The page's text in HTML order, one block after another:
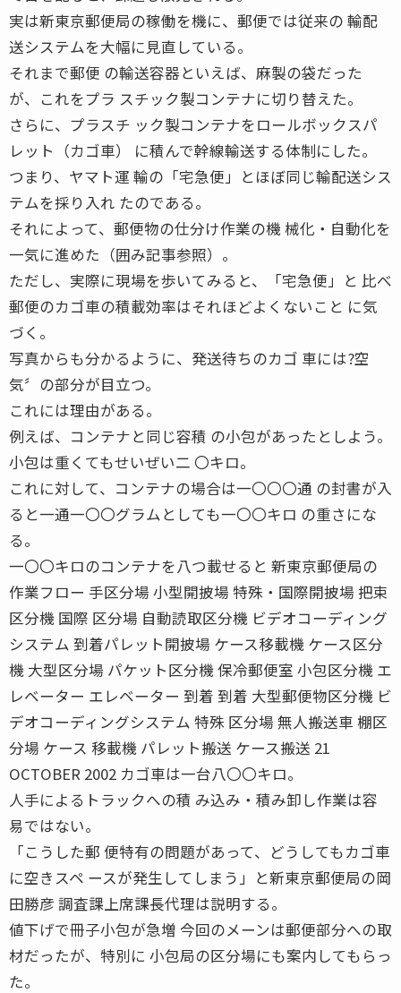
実は新東京郵便局の稼働を機に、郵便では従来の 輸配
送システムを大幅に見直している。
それまで郵便 の輸送容器といえば、麻製の袋だった
が、これをプラ スチック製コンテナに切り替えた。
さらに、プラスチ ック製コンテナをロールボックスパ
レット（カゴ車） に積んで幹線輸送する体制にした。
つまり、ヤマト運 輸の「宅急便」とほぼ同じ輸配送シス
テムを採り入れ たのである。
それによって、郵便物の仕分け作業の機 械化・自動化を
一気に進めた（囲み記事参照）。
ただし、実際に現場を歩いてみると、「宅急便」と 比べ
郵便のカゴ車の積載効率はそれほどよくないこと に気
づく。
写真からも分かるように、発送待ちのカゴ 車には?空
気〞の部分が目立つ。
これには理由がある。
例えば、コンテナと同じ容積 の小包があったとしよう。
小包は重くてもせいぜい二 〇キロ。
これに対して、コンテナの場合は一〇〇〇通 の封書が入
ると一通一〇〇グラムとしても一〇〇キロ の重さにな
る。
一〇〇キロのコンテナを八つ載せると 新東京郵便局の
作業フロー 手区分場 小型開披場 特殊・国際開披場 把束
区分機 国際 区分場 自動読取区分機 ビデオコーディング
システム 到着パレット開披場 ケース移載機 ケース区分
機 大型区分場 パケット区分機 保冷郵便室 小包区分機 エ
レベーター エレベーター 到着 到着 大型郵便物区分機 ビ
デオコーディングシステム 特殊 区分場 無人搬送車 棚区
分場 ケース 移載機 パレット搬送 ケース搬送 21
OCTOBER 2002 カゴ車は一台八〇〇キロ。
人手によるトラックへの積 み込み・積み卸し作業は容
易ではない。
「こうした郵 便特有の問題があって、どうしてもカゴ車
に空きスペ ースが発生してしまう」と新東京郵便局の岡
田勝彦 調査課上席課長代理は説明する。
値下げで冊子小包が急増 今回のメーンは郵便部分への取
材だったが、特別に 小包局の区分場にも案内してもらっ
た。